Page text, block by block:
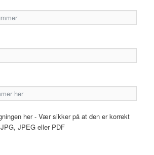
her - Vær sikker på at den er korrekt
JPEG eller PDF